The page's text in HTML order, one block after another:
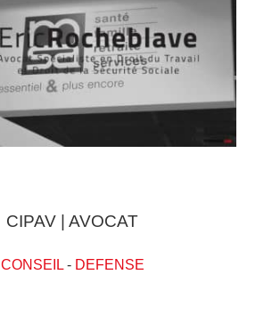
CIPAV | AVOCAT
CONSEIL- DEFENSE